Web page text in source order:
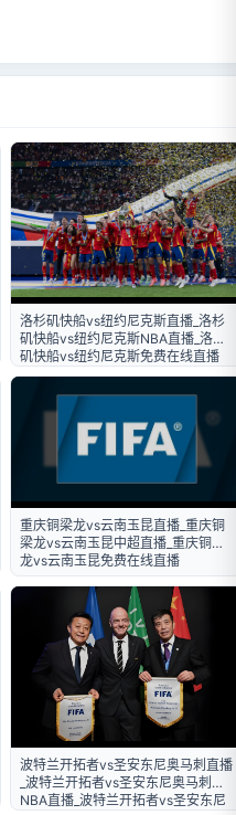
洛杉矶快船vs纽约尼克斯直播_洛杉
矶快船vs纽约尼克斯NBA直播_洛杉
矶快船vs纽约尼克斯免费在线直播
重庆铜梁龙vs云南玉昆直播_重庆铜
梁龙vs云南玉昆中超直播_重庆铜梁
龙vs云南玉昆免费在线直播
波特兰开拓者vs圣安东尼奥马刺直播
_波特兰开拓者vs圣安东尼奥马刺
NBA直播_波特兰开拓者vs圣安东尼